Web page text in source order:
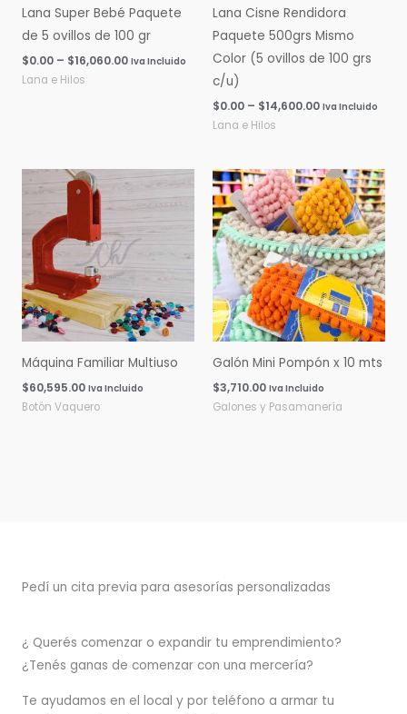
Lana Super Bebé Paquete
de 5 ovillos de 100 gr
$0.00 – $16,060.00 Iva Incluido
Lana e Hilos
Lana Cisne Rendidora
Paquete 500grs Mismo
Color (5 ovillos de 100 grs
c/u)
$0.00 – $14,600.00 Iva Incluido
Lana e Hilos
Máquina Familiar Multiuso
$60,595.00 Iva Incluido
Botón Vaquero
Galón Mini Pompón x 10 mts
$3,710.00 Iva Incluido
Galones y Pasamanería
Pedí un cita previa para asesorías personalizadas
¿ Querés comenzar o expandir tu emprendimiento?
¿Tenés ganas de comenzar con una mercería?
Te ayudamos en el local y por teléfono a armar tu